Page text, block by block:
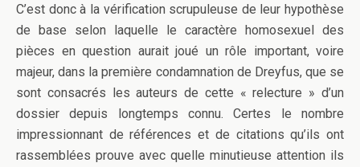
C’est donc à la vérification scrupuleuse de leur hypothèse
de base selon laquelle le caractère homosexuel des
pièces en question aurait joué un rôle important, voire
majeur, dans la première condamnation de Dreyfus, que se
sont consacrés les auteurs de cette « relecture » d’un
dossier depuis longtemps connu. Certes le nombre
impressionnant de références et de citations qu’ils ont
rassemblées prouve avec quelle minutieuse attention ils